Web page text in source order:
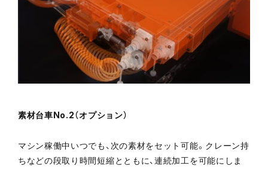
素材台車No.2（オプション）
マシン稼働中いつでも、次の素材をセット可能。クレーン持
ちなどの段取り時間短縮とともに、連続加工を可能にしま